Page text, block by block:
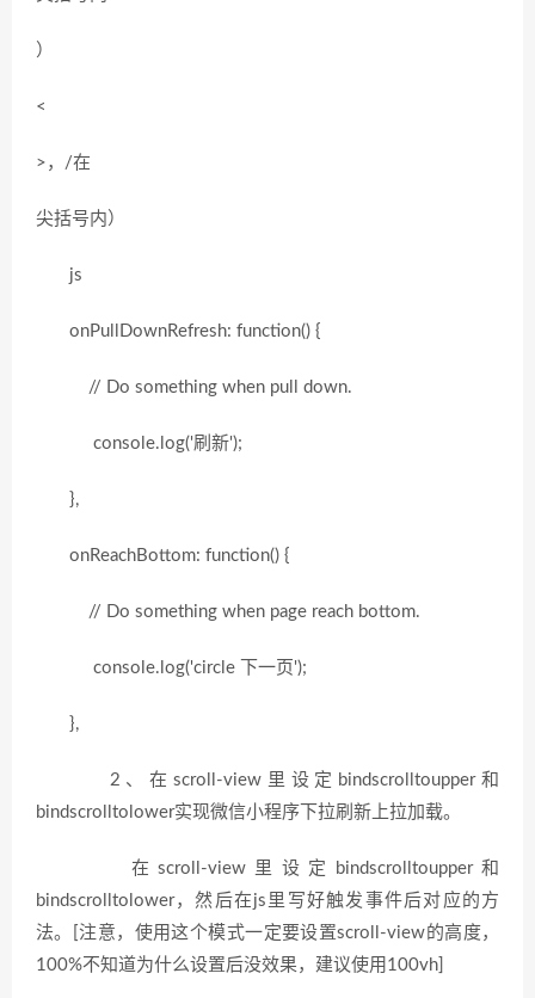
）
<
>，/在
尖括号内）
js
onPullDownRefresh: function() {
// Do something when pull down.
console.log('刷新');
},
onReachBottom: function() {
// Do something when page reach bottom.
console.log('circle 下一页');
},
2、在scroll-view里设定bindscrolltoupper和
bindscrolltolower实现微信小程序下拉刷新上拉加载。
在scroll-view里设定bindscrolltoupper和
bindscrolltolower，然后在js里写好触发事件后对应的方
法。[注意，使用这个模式一定要设置scroll-view的高度，
100%不知道为什么设置后没效果，建议使用100vh]